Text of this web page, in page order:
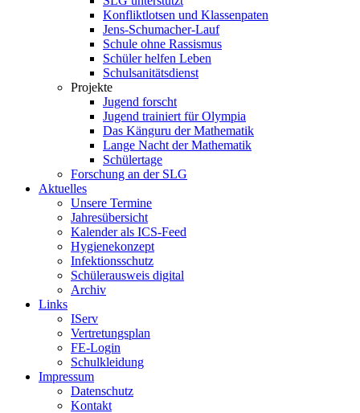
Konfliktlotsen und Klassenpaten
Jens-Schumacher-Lauf
Schule ohne Rassismus
Schüler helfen Leben
Schulsanitätsdienst
Projekte
Jugend forscht
Jugend trainiert für Olympia
Das Känguru der Mathematik
Lange Nacht der Mathematik
Schülertage
Forschung an der SLG
Aktuelles
Unsere Termine
Jahresübersicht
Kalender als ICS-Feed
Hygienekonzept
Infektionsschutz
Schülerausweis digital
Archiv
Links
IServ
Vertretungsplan
FE-Login
Schulkleidung
Impressum
Datenschutz
Kontakt